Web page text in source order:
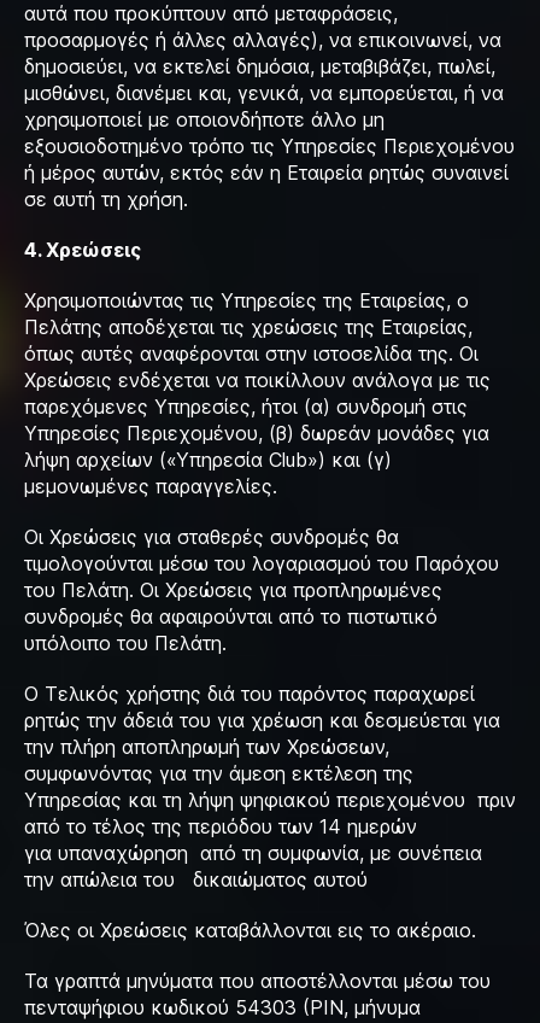
αυτά που προκύπτουν από μεταφράσεις,
προσαρμογές ή άλλες αλλαγές), να επικοινωνεί, να
δημοσιεύει, να εκτελεί δημόσια, μεταβιβάζει, πωλεί,
μισθώνει, διανέμει και, γενικά, να εμπορεύεται, ή να
χρησιμοποιεί με οποιονδήποτε άλλο μη
εξουσιοδοτημένο τρόπο τις Υπηρεσίες Περιεχομένου
ή μέρος αυτών, εκτός εάν η Εταιρεία ρητώς συναινεί
σε αυτή τη χρήση.
4. Χρεώσεις
Χρησιμοποιώντας τις Υπηρεσίες της Εταιρείας, ο
Πελάτης αποδέχεται τις χρεώσεις της Εταιρείας,
όπως αυτές αναφέρονται στην ιστοσελίδα της. Οι
Χρεώσεις ενδέχεται να ποικίλλουν ανάλογα με τις
παρεχόμενες Υπηρεσίες, ήτοι (α) συνδρομή στις
Υπηρεσίες Περιεχομένου, (β) δωρεάν μονάδες για
λήψη αρχείων («Υπηρεσία Club») και (γ)
μεμονωμένες παραγγελίες.
Οι Χρεώσεις για σταθερές συνδρομές θα
τιμολογούνται μέσω του λογαριασμού του Παρόχου
του Πελάτη. Οι Χρεώσεις για προπληρωμένες
συνδρομές θα αφαιρούνται από το πιστωτικό
υπόλοιπο του Πελάτη.
Ο Τελικός χρήστης διά του παρόντος παραχωρεί
ρητώς την άδειά του για χρέωση και δεσμεύεται για
την πλήρη αποπληρωμή των Χρεώσεων,
συμφωνόντας για την άμεση εκτέλεση της
Υπηρεσίας και τη λήψη ψηφιακού περιεχομένου πριν
από το τέλος της περιόδου των 14 ημερών
για υπαναχώρηση από τη συμφωνία, με συνέπεια
την απώλεια του δικαιώματος αυτού
Όλες οι Χρεώσεις καταβάλλονται εις το ακέραιο.
Τα γραπτά μηνύματα που αποστέλλονται μέσω του
πενταψήφιου κωδικού 54303 (PIN, μήνυμα